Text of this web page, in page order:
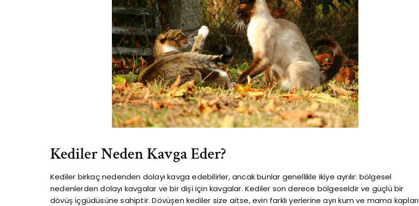
Kediler Neden Kavga Eder?
Kediler birkaç nedenden dolayı kavga edebilirler, ancak bunlar genellikle ikiye ayrılır: bölgesel
nedenlerden dolayı kavgalar ve bir dişi için kavgalar. Kediler son derece bölgeseldir ve güçlü bir
dövüş içgüdüsüne sahiptir. Dövüşen kediler size aitse, evin farklı yerlerine ayrı kum ve mama kapları